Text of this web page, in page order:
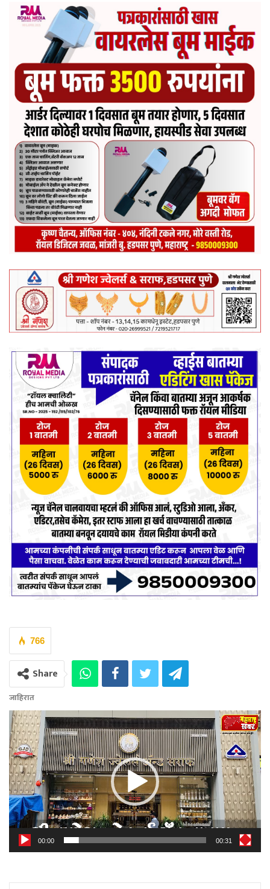
766
Share
जाहिरात
Video
Player
00:00 00:31